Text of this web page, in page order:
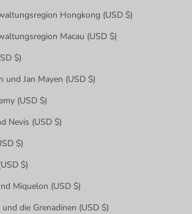
Hongkong (USD $)
Macau (USD $)
$)
und Jan Mayen (USD $)
(USD $)
Nevis (USD $)
$)
$)
Miquelon (USD $)
die Grenadinen (USD $)